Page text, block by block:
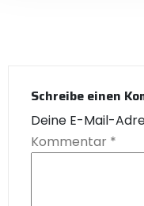
Schreibe einen
Deine E-Mail-
Kommentar *